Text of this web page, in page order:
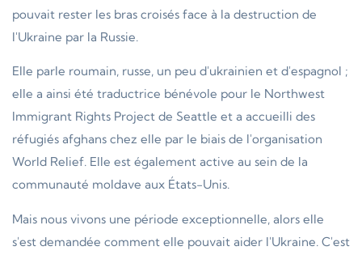
pouvait rester les bras croisés face à la destruction de
l'Ukraine par la Russie.
Elle parle roumain, russe, un peu d'ukrainien et d'espagnol ;
elle a ainsi été traductrice bénévole pour le Northwest
Immigrant Rights Project de Seattle et a accueilli des
réfugiés afghans chez elle par le biais de l'organisation
World Relief. Elle est également active au sein de la
communauté moldave aux États-Unis.
Mais nous vivons une période exceptionnelle, alors elle
s'est demandée comment elle pouvait aider l'Ukraine. C'est